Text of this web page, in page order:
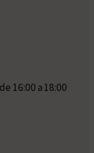
16:00 a 18:00